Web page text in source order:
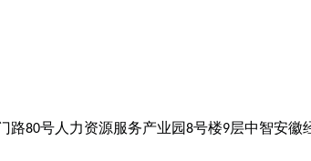
路80号人力资源服务产业园8号楼9层中智安徽